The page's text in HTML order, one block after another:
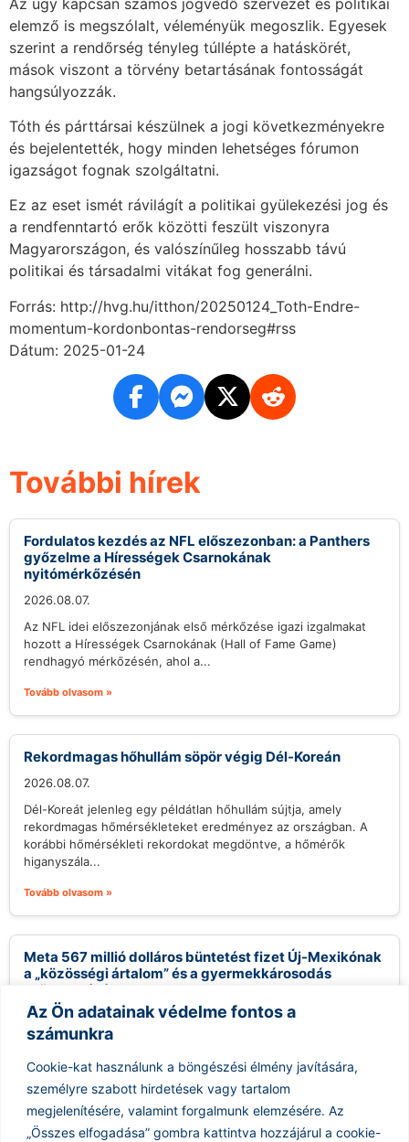
Az Ön adatainak védelme fontos a
számunkra
Cookie-kat használunk a böngészési élmény javítására,
személyre szabott hirdetések vagy tartalom
megjelenítésére, valamint forgalmunk elemzésére. Az
„Összes elfogadása” gombra kattintva hozzájárul a cookie-
elemző is megszólalt, véleményük megoszlik. Egyesek
szerint a rendőrség tényleg túllépte a hatáskörét,
mások viszont a törvény betartásának fontosságát
hangsúlyozzák.
Tóth és párttársai készülnek a jogi következményekre
és bejelentették, hogy minden lehetséges fórumon
igazságot fognak szolgáltatni.
Ez az eset ismét rávilágít a politikai gyülekezési jog és
a rendfenntartó erők közötti feszült viszonyra
Magyarországon, és valószínűleg hosszabb távú
politikai és társadalmi vitákat fog generálni.
Forrás: http://hvg.hu/itthon/20250124_Toth-Endre-
momentum-kordonbontas-rendorseg#rss
Dátum: 2025-01-24
További hírek
Fordulatos kezdés az NFL előszezonban: a Panthers
győzelme a Hírességek Csarnokának
nyitómérkőzésén
2026.08.07.
Az NFL idei előszezonjának első mérkőzése igazi izgalmakat
hozott a Hírességek Csarnokának (Hall of Fame Game)
rendhagyó mérkőzésén, ahol a...
Tovább olvasom »
Rekordmagas hőhullám söpör végig Dél-Koreán
2026.08.07.
Dél-Koreát jelenleg egy példátlan hőhullám sújtja, amely
rekordmagas hőmérsékleteket eredményez az országban. A
korábbi hőmérsékleti rekordokat megdöntve, a hőmérők
higanyszála...
Tovább olvasom »
Meta 567 millió dolláros büntetést fizet Új-Mexikónak
a „közösségi ártalom” és a gyermekkárosodás
csökkentésére
2026.08.07.
Egy Új-Mexikói bíró csütörtökön arra kötelezte a Meta
vállalatot, hogy fizessen több mint félmilliárd dollárt az
államnak, mivel a vádak...
Tovább olvasom »